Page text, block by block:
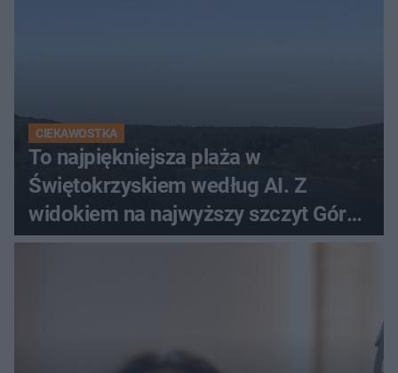
CIEKAWOSTKA
To najpiękniejsza plaża w
Świętokrzyskiem według AI. Z
widokiem na najwyższy szczyt Gór
Świętokrzyskich